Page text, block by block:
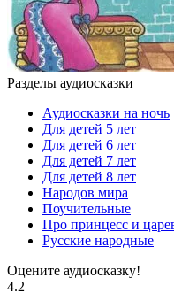
Разделы аудиосказки
Аудиосказки на ночь
Для детей 5 лет
Для детей 6 лет
Для детей 7 лет
Для детей 8 лет
Народов мира
Поучительные
Про принцесс и
Русские народные
Оцените аудиосказку!
4.2